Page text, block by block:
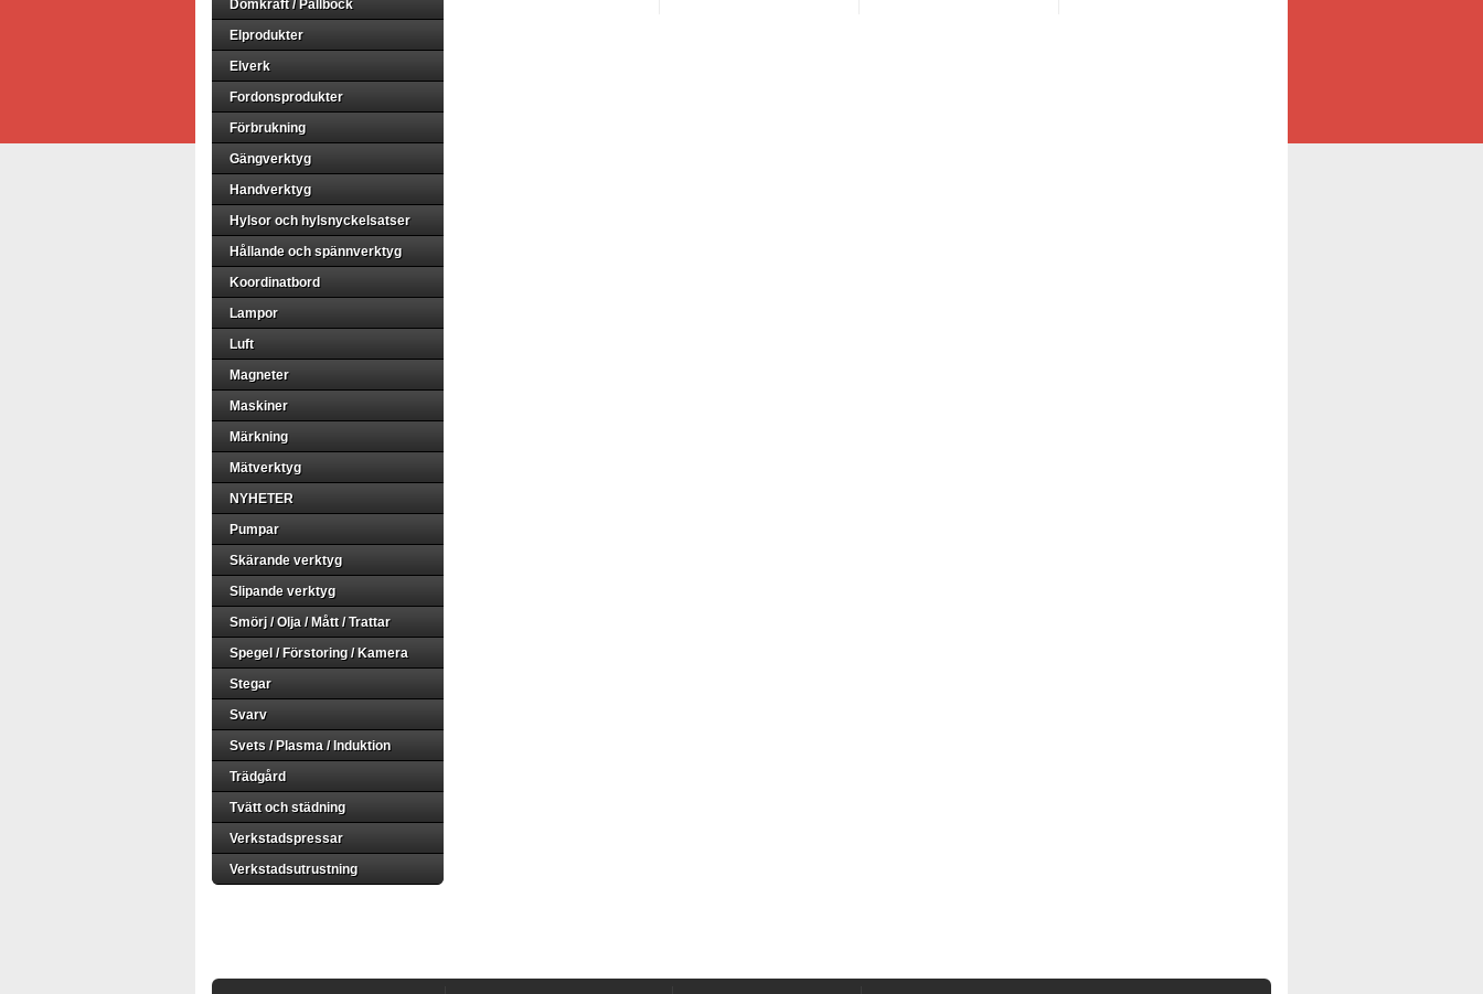
Domkraft / Pallbock
Elprodukter
Elverk
Fordonsprodukter
Förbrukning
Gängverktyg
Handverktyg
Hylsor och hylsnyckelsatser
Hållande och spännverktyg
Koordinatbord
Lampor
Luft
Magneter
Maskiner
Märkning
Mätverktyg
NYHETER
Pumpar
Skärande verktyg
Slipande verktyg
Smörj / Olja / Mått / Trattar
Spegel / Förstoring / Kamera
Stegar
Svarv
Svets / Plasma / Induktion
Trädgård
Tvätt och städning
Verkstadspressar
Verkstadsutrustning